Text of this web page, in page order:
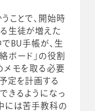
ことで、開始時
生徒が増えた
でBU手帳が、生
ボード」の役割
メモを取る必要
定を計画する
きるようになっ
には苦手教科の